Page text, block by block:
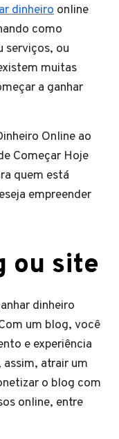
dinheiro online
como
serviços, ou
muitas
a ganhar
Online ao
Começar Hoje
quem está
empreender
ou site
dinheiro
um blog, você
e experiência
atrair um
o blog com
online, entre